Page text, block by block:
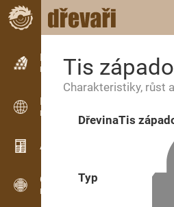
Inzerce
Řádková inzerce
Inzerce
Mezinárodní inzerce
Aktuality / Články
OPTI-TIMB
Pořezová schémata
Tis
Charakteristiky, růst
DřevinaTis
Typ